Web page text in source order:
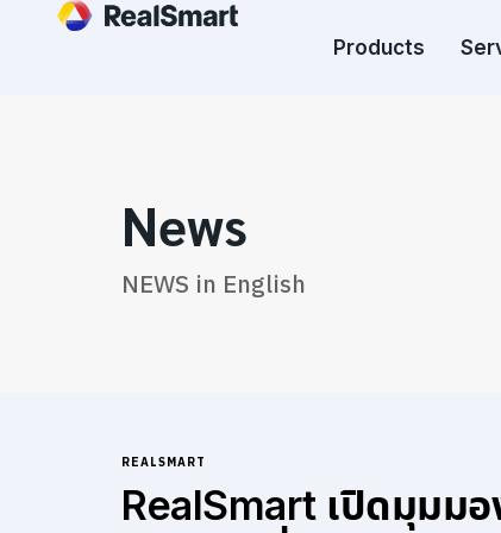
Products
News
NEWS in English
REALSMART
RealSmart เปิดมุมมอ